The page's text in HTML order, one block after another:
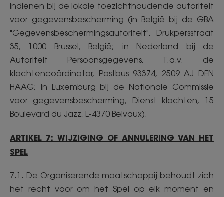
indienen bij de lokale toezichthoudende autoriteit
voor gegevensbescherming (in België bij de GBA
"Gegevensbeschermingsautoriteit", Drukpersstraat
35, 1000 Brussel, België; in Nederland bij de
Autoriteit Persoonsgegevens, T.a.v. de
klachtencoördinator, Postbus 93374, 2509 AJ DEN
HAAG; in Luxemburg bij de Nationale Commissie
voor gegevensbescherming, Dienst klachten, 15
Boulevard du Jazz, L-4370 Belvaux).
ARTIKEL 7: WIJZIGING OF ANNULERING VAN HET
SPEL
7.1. De Organiserende maatschappij behoudt zich
het recht voor om het Spel op elk moment en